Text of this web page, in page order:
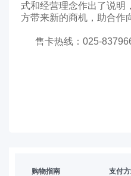
式和经营理念作出了说明
方带来新的商机，助合作
售卡热线：025-
购物指南
支付